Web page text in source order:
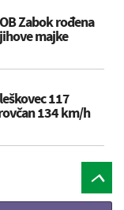
Zabok rođena
majke
117
134 km/h